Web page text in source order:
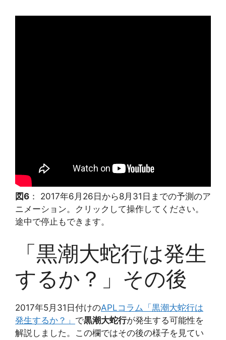
図6 ： 2017年6月26日から8月31日までの予測のア
ニメーション。クリックして操作してください。
途中で停止もできます。
「黒潮大蛇行は発生
するか？」その後
2017年5月31日付けのAPLコラム「黒潮大蛇行は
発生するか？」 で黒潮大蛇行が発生する可能性を
解説しました。この欄ではその後の様子を見てい